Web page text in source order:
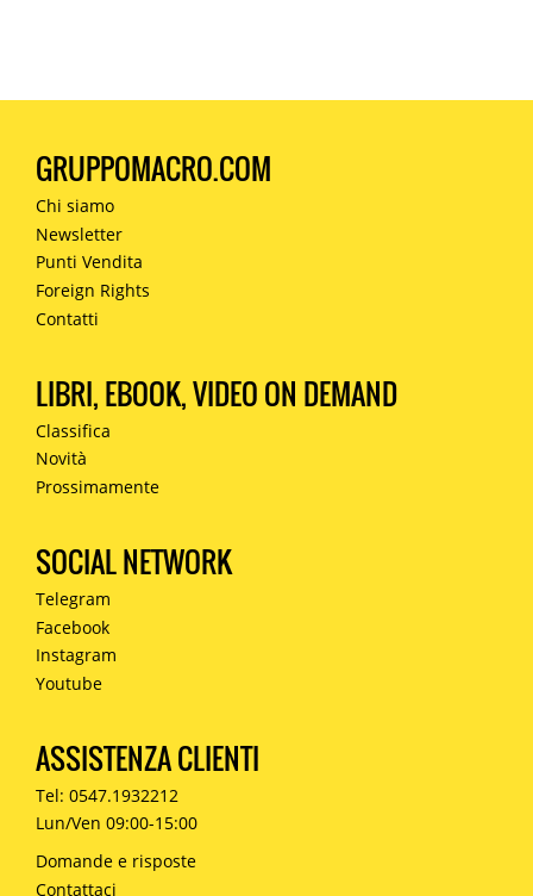
GRUPPOMACRO.COM
Chi siamo
Newsletter
Punti Vendita
Foreign Rights
Contatti
LIBRI, EBOOK, VIDEO ON DEMAND
Classifica
Novità
Prossimamente
SOCIAL NETWORK
Telegram
Facebook
Instagram
Youtube
ASSISTENZA CLIENTI
Tel: 0547.1932212
Lun/Ven 09:00-15:00
Domande e risposte
Contattaci